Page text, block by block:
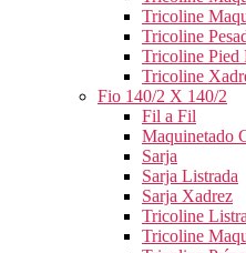
Tricoline
Tricoline
Tricoline Pied
Tricoline
Fio 140/2 X 140/2
Fil a Fil
Maquinetado
Sarja
Sarja Listrada
Sarja Xadrez
Tricoline
Tricoline